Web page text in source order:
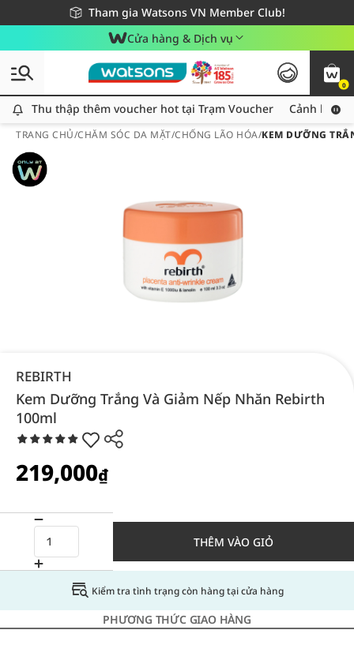
Tham gia Watsons VN Member Club!
Miễn phí giao hàng cho đơn hàng từ 249,000Đ
Giao hàng nhanh 24h - Áp dụng khu vực TP. Hồ Chí Minh
Cửa hàng & Dịch vụ
0
Thu thập thêm voucher hot tại Trạm Voucher
Thu thập thêm voucher hot tại Trạm Voucher Cảnh báo
TRANG CHỦ/CHĂM SÓC DA MẶT/CHỐNG LÃO HÓA/KEM DƯỠNG
REBIRTH
Kem Dưỡng Trắng Và Giảm Nếp Nhăn Rebirth
100ml
219,000₫
THÊM VÀO GIỎ
Kiểm tra tình trạng còn hàng tại cửa hàng
PHƯƠNG THỨC GIAO HÀNG